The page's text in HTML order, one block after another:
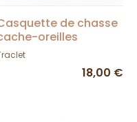
de chasse
oreilles
Kaki-
Orange - Traclet
18,00 €